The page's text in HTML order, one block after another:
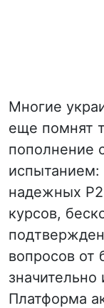
Многие
еще помнят
пополнение
испытанием:
надежных
курсов,
вопросов от
Платформа